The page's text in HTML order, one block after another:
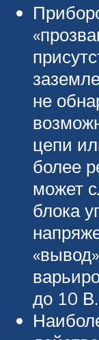
не
цепи
более
может
блока
до 10 В.